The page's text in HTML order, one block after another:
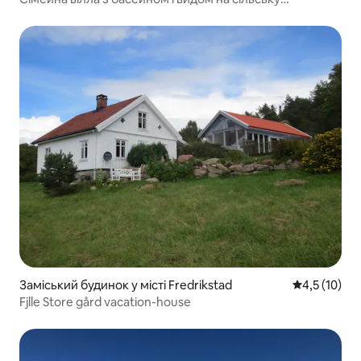
Заміський будинок у місті Fredrikstad Середня
4,5 (10)
Fjlle Store gård vacation-house